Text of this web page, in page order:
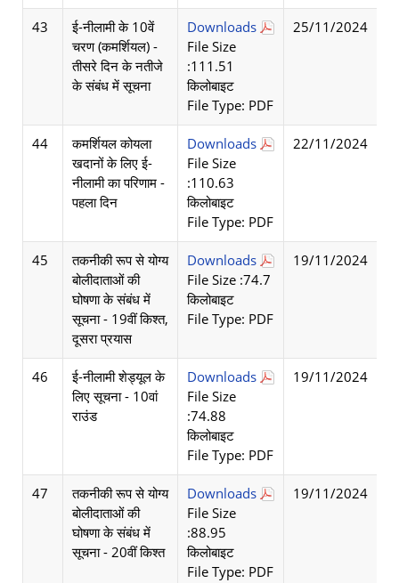
43
ई-नीलामी के 10वें
चरण (कमर्शियल) -
तीसरे दिन के नतीजे
के संबंध में सूचना
Downloads
File Size
:111.51
किलोबाइट
File Type: PDF
25/11/2024
44
कमर्शियल कोयला
खदानों के लिए ई-
नीलामी का परिणाम -
पहला दिन
Downloads
File Size
:110.63
किलोबाइट
File Type: PDF
22/11/2024
45
तकनीकी रूप से योग्य
बोलीदाताओं की
घोषणा के संबंध में
सूचना - 19वीं किश्त,
दूसरा प्रयास
Downloads
File Size :74.7
किलोबाइट
File Type: PDF
19/11/2024
46
ई-नीलामी शेड्यूल के
लिए सूचना - 10वां
राउंड
Downloads
File Size
:74.88
किलोबाइट
File Type: PDF
19/11/2024
47
तकनीकी रूप से योग्य
बोलीदाताओं की
घोषणा के संबंध में
सूचना - 20वीं किश्त
Downloads
File Size
:88.95
किलोबाइट
File Type: PDF
19/11/2024